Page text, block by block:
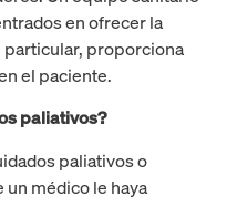
en ofrecer la
particular, proporciona
el paciente.
paliativos?
paliativos o
médico le haya